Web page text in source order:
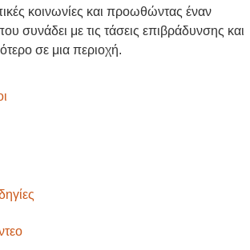
κοινωνίες και προωθώντας έναν
συνάδει με τις τάσεις επιβράδυνσης και
σε μια περιοχή.